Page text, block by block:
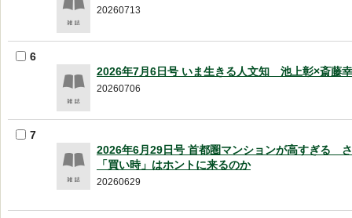
20260713
6
2026年7月6日号 いま生きる人文知 池上彰×斎藤
20260706
7
2026年6月29日号 首都圏マンションが高すぎる
「買い時」はホントに来るのか
20260629